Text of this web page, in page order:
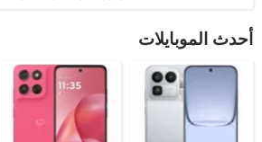
أحدث الموبايلات